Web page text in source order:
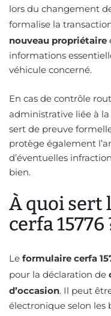
lors du changement
formalise la
nouveau propriétaire
informations
véhicule concerné.
En cas de contrôle
administrative liée à la
sert de preuve
protège également
d’éventuelles
bien.
À quoi sert
cerfa 15776
Le formulaire cerfa
pour la déclaration de
d’occasion. Il peut
électronique selon les